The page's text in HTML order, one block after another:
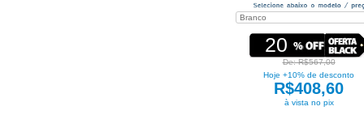
20
De: R$567,00
Hoje +10% de desconto
R$408,60
à vista no pix